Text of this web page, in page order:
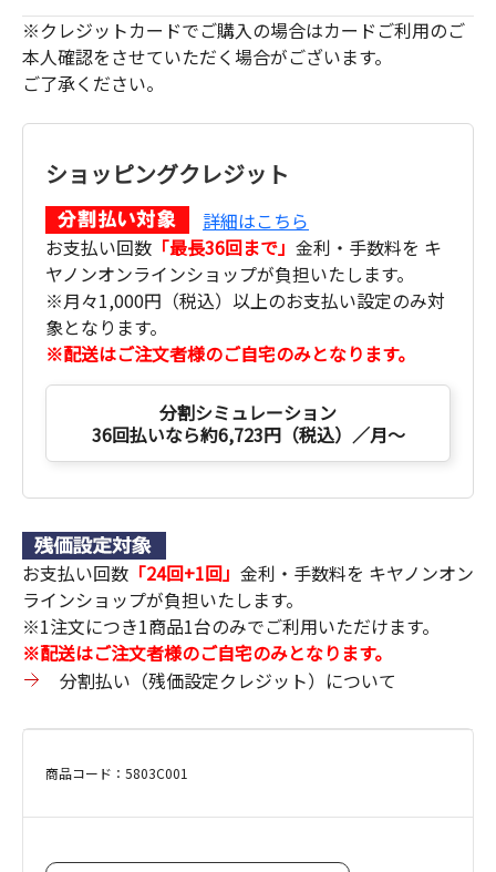
※クレジットカードでご購入の場合はカードご利用のご
本人確認をさせていただく場合がございます。
ご了承ください。
ショッピングクレジット
詳細はこちら
お支払い回数 「最長36回まで」 金利・手数料を キ
ヤノンオンラインショップが負担いたします。
※月々1,000円（税込）以上のお支払い設定のみ対
象となります。
※配送はご注文者様のご自宅のみとなります。
分割シミュレーション
36回払いなら約6,723円（税込）／月～
お支払い回数 「24回+1回」 金利・手数料を キヤノンオン
ラインショップが負担いたします。
※1注文につき1商品1台のみでご利用いただけます。
※配送はご注文者様のご自宅のみとなります。
分割払い（残価設定クレジット）について
商品コード：5803C001